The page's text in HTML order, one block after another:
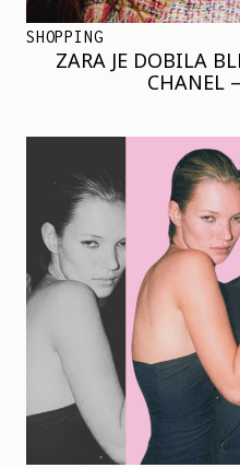
SHOPPING
ZARA JE DOBILA
CHANEL